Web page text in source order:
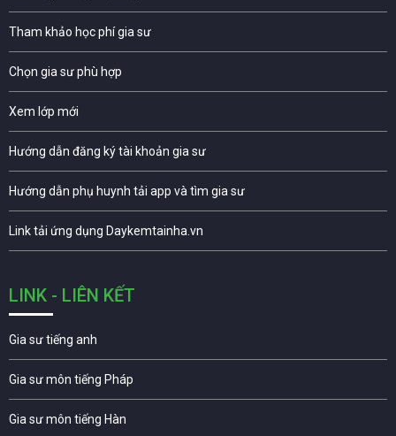
Tham khảo học phí gia sư
Chọn gia sư phù hợp
Xem lớp mới
Hướng dẫn đăng ký tài khoản gia sư
Hướng dẫn phụ huynh tải app và tìm gia sư
Link tải ứng dụng Daykemtainha.vn
LINK - LIÊN KẾT
Gia sư tiếng anh
Gia sư môn tiếng Pháp
Gia sư môn tiếng Hàn